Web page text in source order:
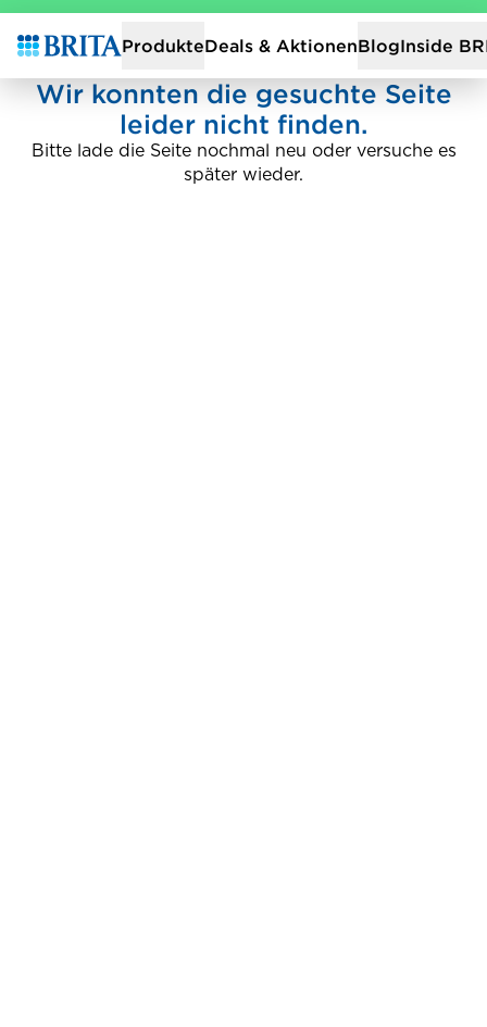
Zur Startseite
ProdukteDeals & AktionenBlogInside
Wir konnten die gesuchte Seite
leider nicht finden.
Bitte lade die Seite nochmal neu oder versuche es
später wieder.